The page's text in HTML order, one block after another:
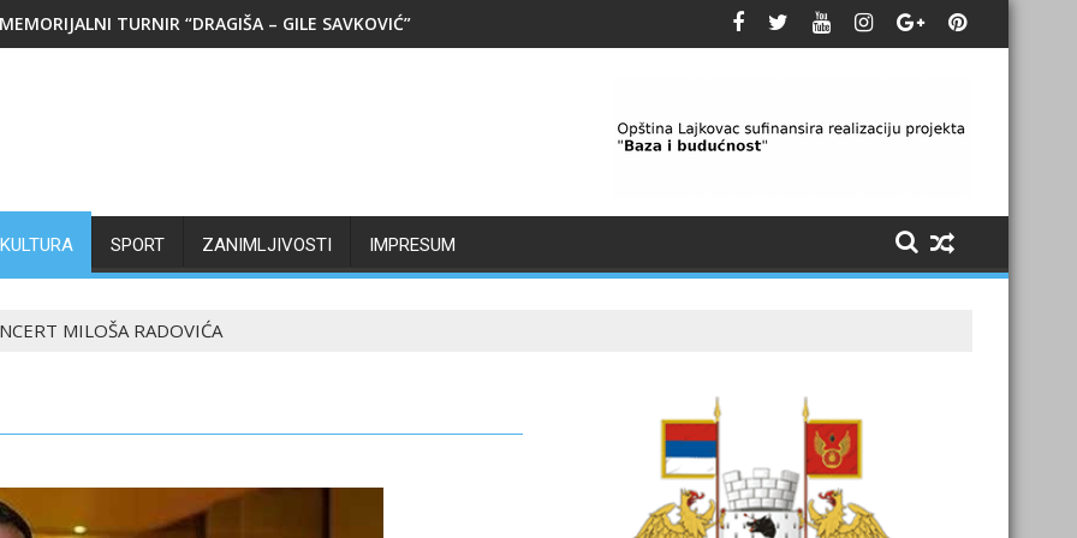
MEMORIJALNI TURNIR “DRAGIŠA – GILE SAVKOVIĆ”
KULTURA SPORT ZANIMLJIVOSTI IMPRESUM
MILOŠA RADOVIĆA